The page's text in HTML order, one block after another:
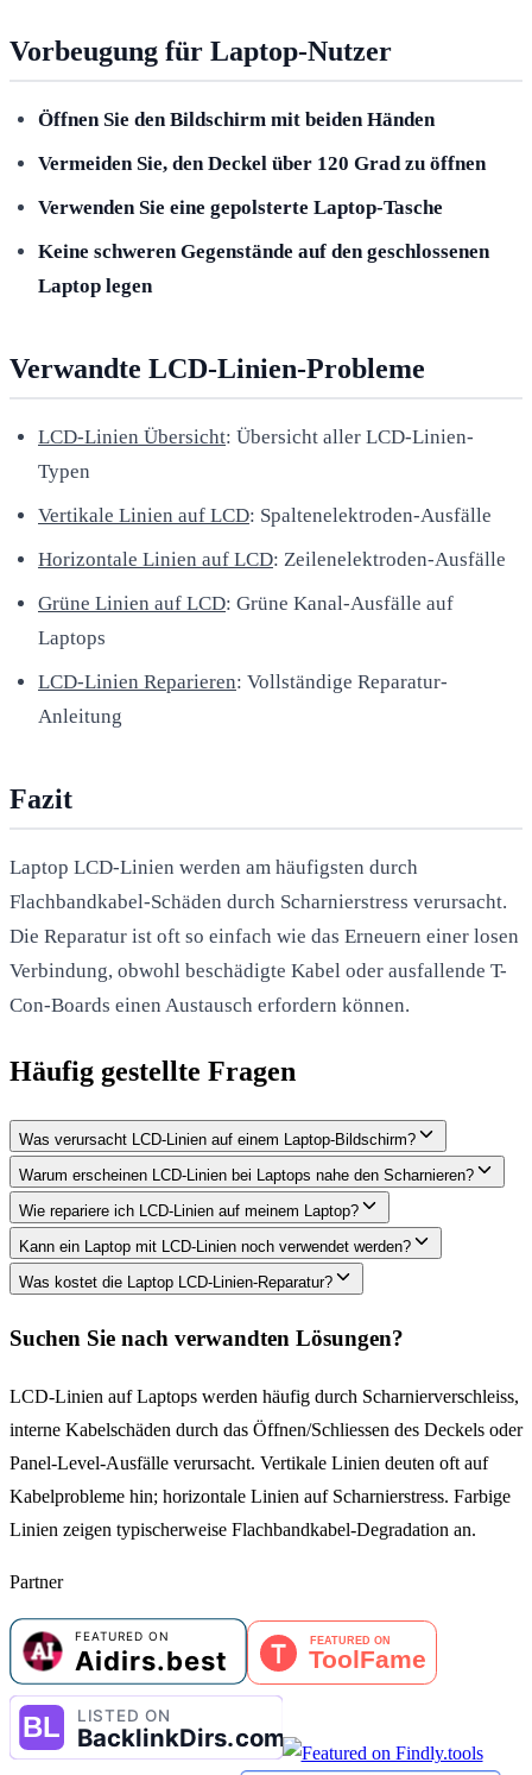
Vorbeugung für Laptop-Nutzer
Öffnen Sie den Bildschirm mit beiden Händen
Vermeiden Sie, den Deckel über 120 Grad zu öffnen
Verwenden Sie eine gepolsterte Laptop-Tasche
Keine schweren Gegenstände auf den geschlossenen
Laptop legen
Verwandte LCD-Linien-Probleme
LCD-Linien Übersicht: Übersicht aller LCD-Linien-
Typen
Vertikale Linien auf LCD: Spaltenelektroden-Ausfälle
Horizontale Linien auf LCD: Zeilenelektroden-Ausfälle
Grüne Linien auf LCD: Grüne Kanal-Ausfälle auf
Laptops
LCD-Linien Reparieren: Vollständige Reparatur-
Anleitung
Fazit
Laptop LCD-Linien werden am häufigsten durch
Flachbandkabel-Schäden durch Scharnierstress verursacht.
Die Reparatur ist oft so einfach wie das Erneuern einer losen
Verbindung, obwohl beschädigte Kabel oder ausfallende T-
Con-Boards einen Austausch erfordern können.
Häufig gestellte Fragen
Was verursacht LCD-Linien auf einem Laptop-Bildschirm?
Warum erscheinen LCD-Linien bei Laptops nahe den Scharnieren?
Wie repariere ich LCD-Linien auf meinem Laptop?
Kann ein Laptop mit LCD-Linien noch verwendet werden?
Was kostet die Laptop LCD-Linien-Reparatur?
Suchen Sie nach verwandten Lösungen?
LCD-Linien auf Laptops werden häufig durch Scharnierverschleiss,
interne Kabelschäden durch das Öffnen/Schliessen des Deckels oder
Panel-Level-Ausfälle verursacht. Vertikale Linien deuten oft auf
Kabelprobleme hin; horizontale Linien auf Scharnierstress. Farbige
Linien zeigen typischerweise Flachbandkabel-Degradation an.
Partner